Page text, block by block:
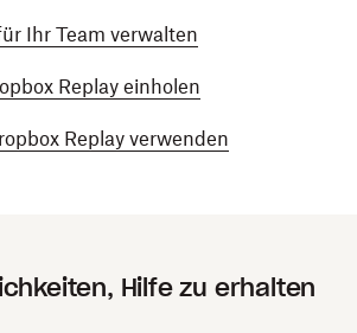
Ihr Team verwalten
Replay einholen
Replay verwenden
Hilfe zu erhalten